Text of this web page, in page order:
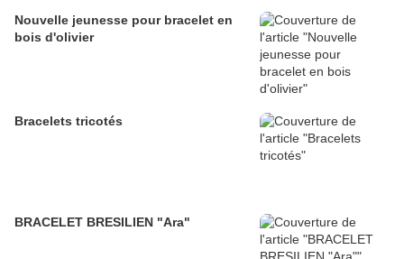
Nouvelle jeunesse pour bracelet en
bois d'olivier
Bracelets tricotés
BRACELET BRESILIEN "Ara"